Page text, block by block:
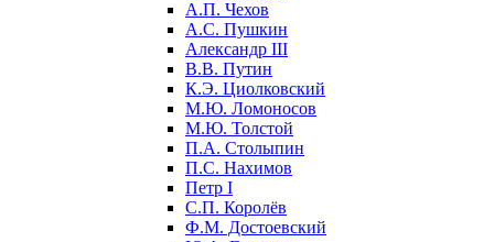
А.П. Чехов
А.С. Пушкин
Александр III
В.В. Путин
К.Э. Циолковский
М.Ю. Ломоносов
М.Ю. Толстой
П.А. Столыпин
П.С. Нахимов
Петр I
С.П. Королёв
Ф.М. Достоевский